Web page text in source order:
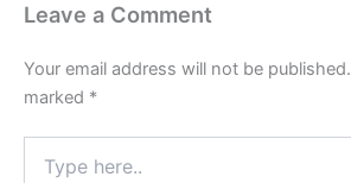
Leave a Comment
Your email address will not be published.
marked *
here..